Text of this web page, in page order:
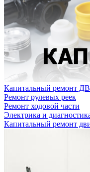
Капитальный ремонт
Ремонт рулевых реек
Ремонт ходовой части
Электрика и
Капитальный ремонт